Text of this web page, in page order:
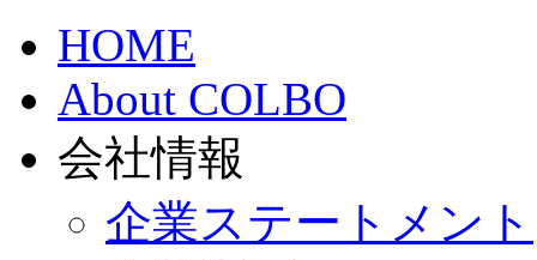
HOME
About COLBO
会社情報
企業ステートメント